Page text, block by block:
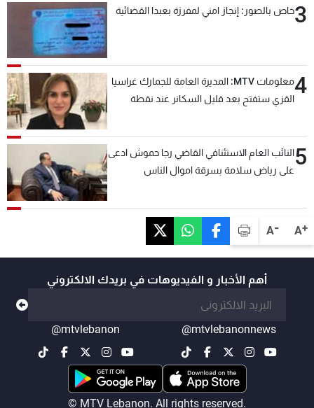
A+
A-
3خاص بالصور: إنجاز امني لمفرزة بعبدا القضائية
4
معلومات MTV: المديرة العامة للجمارك غراسيا
القزي ستفتح بعد قليل السكانر عند نقطة
السعودية والدول العربية
5النائب العام الاستئنافي القاضي رجا حموش ادعى
على رياض سلامة بسرقة اموال الناس
أهم الأخبار و الفيديوهات في بريدك الالكتروني
@mtvlebanonnews
@mtvlebanon
© MTV Lebanon. All rights reserved.